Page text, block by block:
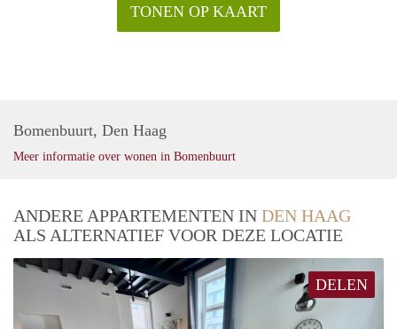
TONEN OP KAART
Bomenbuurt, Den Haag
Meer informatie over wonen in Bomenbuurt
ANDERE APPARTEMENTEN IN DEN HAAG
ALS ALTERNATIEF VOOR DEZE LOCATIE
DELEN